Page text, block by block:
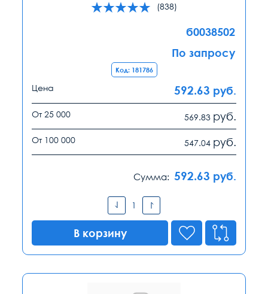
(838)
б0038502
По запросу
Код: 181786
Цена 592.63 руб.
От 25 000 569.83 руб.
От 100 000 547.04 руб.
Сумма: 592.63 руб.
В корзину